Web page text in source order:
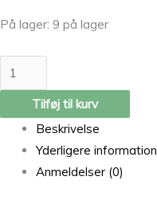
På lager: 9 på lager
Tilføj til kurv
Beskrivelse
Yderligere information
Anmeldelser (0)